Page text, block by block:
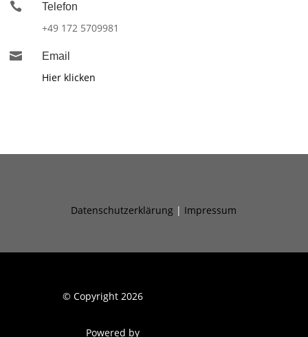
 Telefon
+49 172 5709981
 Email
Hier klicken
Datenschutzerklärung | Impressum
© Copyright 2026
Powered by